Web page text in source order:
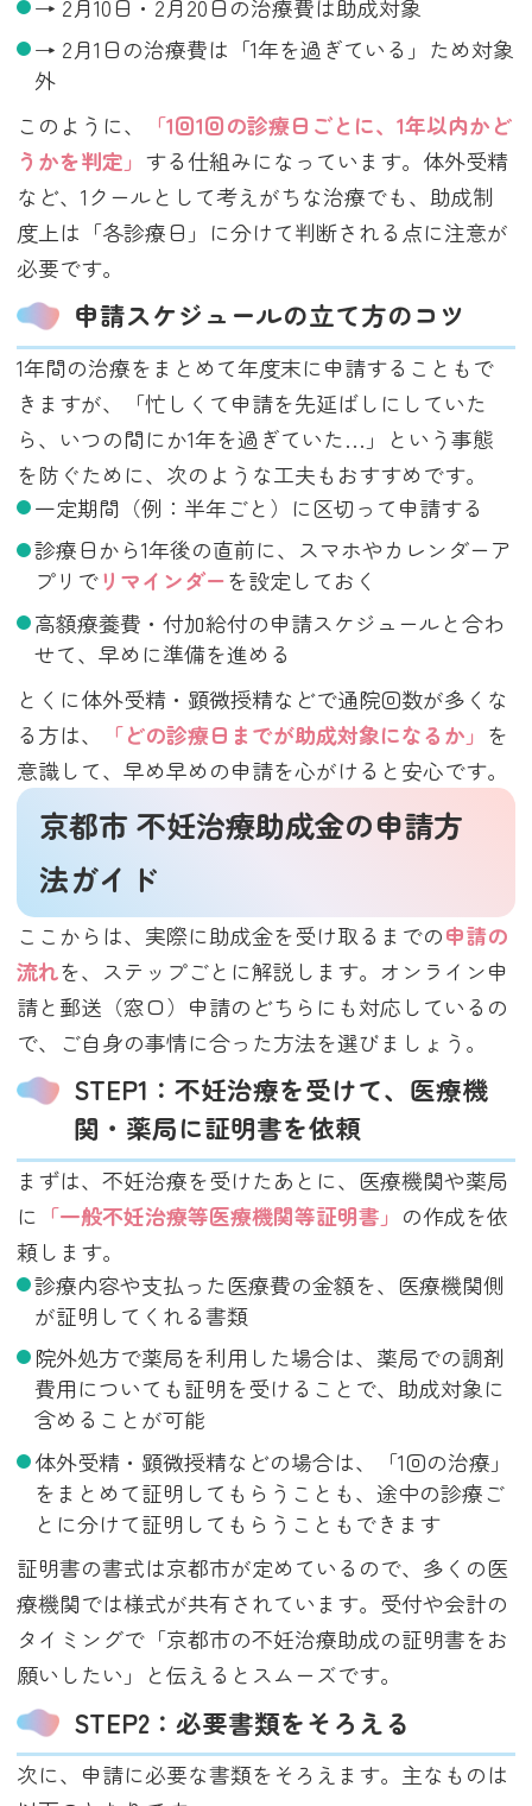
→ 2月10日・2月20日の治療費は助成対象
→ 2月1日の治療費は「1年を過ぎている」ため対象
外
このように、
「1回1回の診療日ごとに、1年以内かど
うかを判定」 する仕組みになっています。体外受精
など、1クールとして考えがちな治療でも、助成制
度上は「各診療日」に分けて判断される点に注意が
必要です。
申請スケジュールの立て方のコツ
1年間の治療をまとめて年度末に申請することもで
きますが、「忙しくて申請を先延ばしにしていた
ら、いつの間にか1年を過ぎていた…」という事態
を防ぐために、次のような工夫もおすすめです。
一定期間（例：半年ごと）に区切って申請する
診療日から1年後の直前に、スマホやカレンダーア
プリでリマインダーを設定しておく
高額療養費・付加給付の申請スケジュールと合わ
せて、早めに準備を進める
とくに体外受精・顕微授精などで通院回数が多くな
る方は、
「どの診療日までが助成対象になるか」 を
意識して、早め早めの申請を心がけると安心です。
京都市 不妊治療助成金の申請方
法ガイド
ここからは、実際に助成金を受け取るまでの申請の
流れを、ステップごとに解説します。オンライン申
請と郵送（窓口）申請のどちらにも対応しているの
で、ご自身の事情に合った方法を選びましょう。
STEP1：不妊治療を受けて、医療機
関・薬局に証明書を依頼
まずは、不妊治療を受けたあとに、医療機関や薬局
に 「一般不妊治療等医療機関等証明書」 の作成を依
頼します。
診療内容や支払った医療費の金額を、医療機関側
が証明してくれる書類
院外処方で薬局を利用した場合は、薬局での調剤
費用についても証明を受けることで、助成対象に
含めることが可能
体外受精・顕微授精などの場合は、「1回の治療」
をまとめて証明してもらうことも、途中の診療ご
とに分けて証明してもらうこともできます
証明書の書式は京都市が定めているので、多くの医
療機関では様式が共有されています。受付や会計の
タイミングで「京都市の不妊治療助成の証明書をお
願いしたい」と伝えるとスムーズです。
STEP2：必要書類をそろえる
次に、申請に必要な書類をそろえます。主なものは